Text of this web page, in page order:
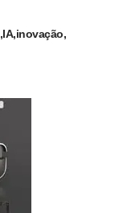
IA inovação